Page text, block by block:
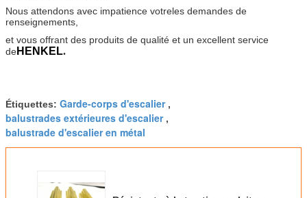
Nous attendons avec impatience votreles demandes de
renseignements,
et vous offrant des produits de qualité et un excellent service
deHENKEL.
Étiquettes: Garde-corps d'escalier,
balustrades extérieures d'escalier,
balustrade d'escalier en métal